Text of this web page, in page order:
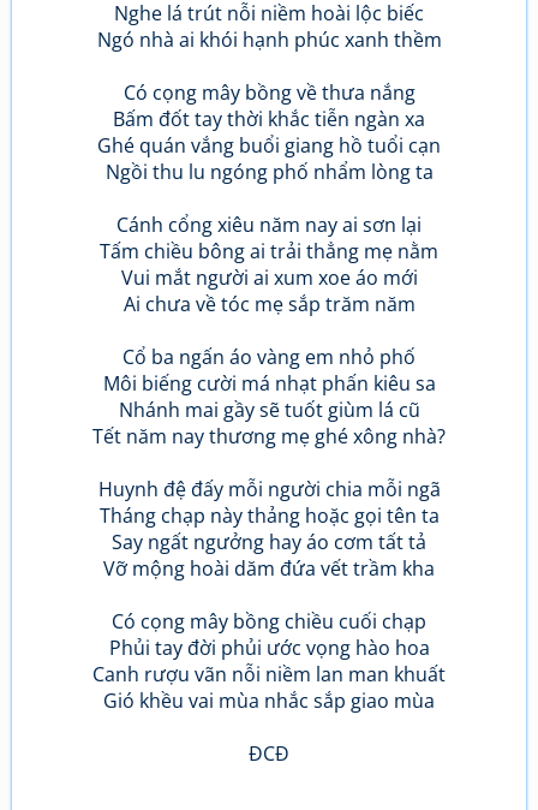
Nghe lá trút nỗi niềm hoài lộc biếc
Ngó nhà ai khói hạnh phúc xanh thềm
Có cọng mây bồng về thưa nắng
Bấm đốt tay thời khắc tiễn ngàn xa
Ghé quán vắng buổi giang hồ tuổi cạn
Ngồi thu lu ngóng phố nhẩm lòng ta
Cánh cổng xiêu năm nay ai sơn lại
Tấm chiều bông ai trải thẳng mẹ nằm
Vui mắt người ai xum xoe áo mới
Ai chưa về tóc mẹ sắp trăm năm
Cổ ba ngấn áo vàng em nhỏ phố
Môi biếng cười má nhạt phấn kiêu sa
Nhánh mai gầy sẽ tuốt giùm lá cũ
Tết năm nay thương mẹ ghé xông nhà?
Huynh đệ đấy mỗi người chia mỗi ngã
Tháng chạp này thảng hoặc gọi tên ta
Say ngất ngưởng hay áo cơm tất tả
Vỡ mộng hoài dăm đứa vết trầm kha
Có cọng mây bồng chiều cuối chạp
Phủi tay đời phủi ước vọng hào hoa
Canh rượu vãn nỗi niềm lan man khuất
Gió khều vai mùa nhắc sắp giao mùa
ĐCĐ